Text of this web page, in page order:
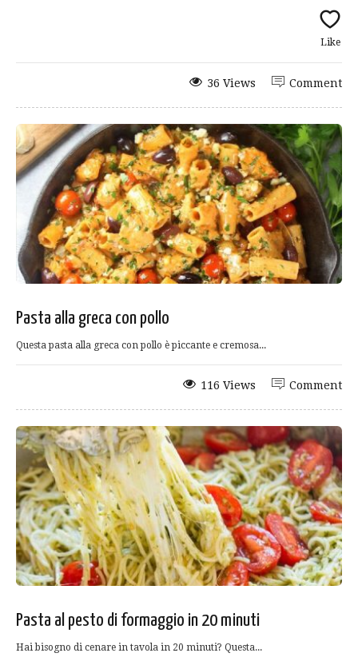
Like
Comment
36 Views
Pasta alla greca con pollo
Questa pasta alla greca con pollo è piccante e cremosa...
Comment
116 Views
Pasta al pesto di formaggio in 20 minuti
Hai bisogno di cenare in tavola in 20 minuti? Questa...